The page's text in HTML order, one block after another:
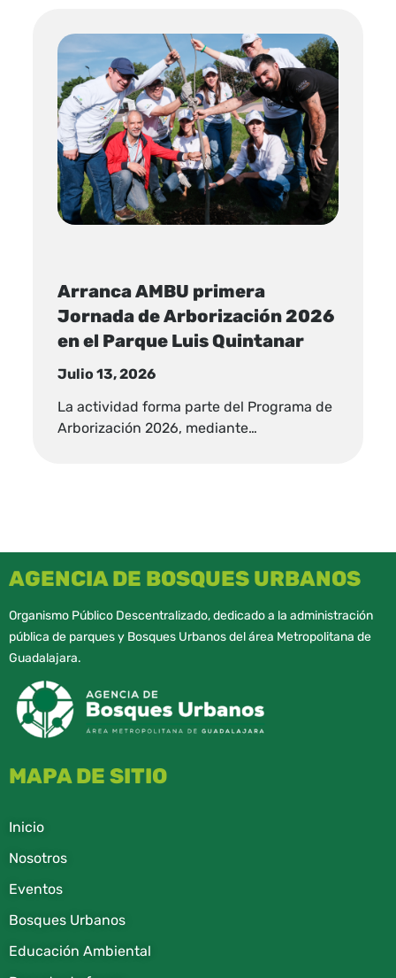
Arranca AMBU primera
Jornada de Arborización 2026
en el Parque Luis Quintanar
Julio 13, 2026
La actividad forma parte del Programa de
Arborización 2026, mediante…
AGENCIA DE BOSQUES URBANOS
Organismo Público Descentralizado, dedicado a la administración
pública de parques y Bosques Urbanos del área Metropolitana de
Guadalajara.
MAPA DE SITIO
Inicio
Nosotros
Eventos
Bosques Urbanos
Educación Ambiental